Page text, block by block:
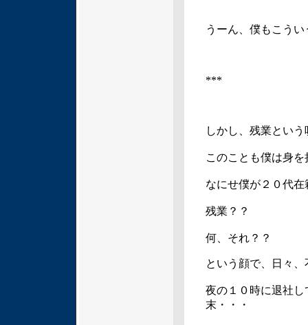
うーん、僕もこう
***
しかし、残業とい
このことも僕は身
なにせ僕が２０代
残業？？
何、それ？？
という顔で、日々、
夜の１０時に退社
末・・・